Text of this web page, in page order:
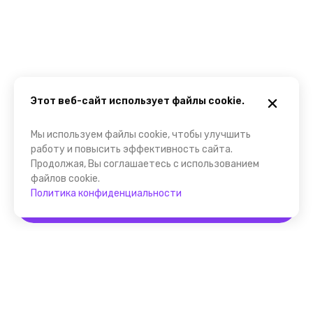
Этот веб-сайт использует файлы cookie.
Мы используем файлы cookie, чтобы улучшить
работу и повысить эффективность сайта.
Продолжая, Вы соглашаетесь с использованием
файлов cookie.
Политика конфиденциальности